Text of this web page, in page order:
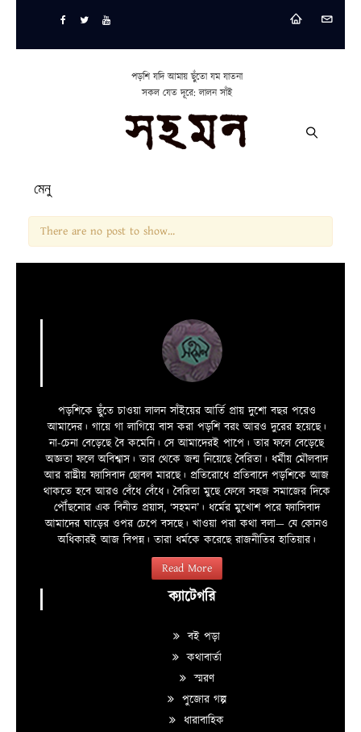
পড়শি যদি আমায় ছুঁতো যম যাতনা
সকল যেত দূরে: লালন সাঁই
মেনু
There are no post to show...
পড়শিকে ছুঁতে চাওয়া লালন সাঁইয়ের আর্তি প্রায় দুশো বছর পরেও
আমাদের। গায়ে গা লাগিয়ে বাস করা পড়শি বরং আরও দুরের হয়েছে।
না-চেনা বেড়েছে বৈ কমেনি। সে আমাদেরই পাপে। তার ফলে বেড়েছে
অজ্ঞতা ফলে অবিশ্বাস। তার থেকে জন্ম নিয়েছে বৈরিতা। ধর্মীয় মৌলবাদ
আর রাষ্ট্রীয় ফ্যাসিবাদ ছোবল মারছে। প্রতিরোধে প্রতিবাদে পড়শিকে আজ
থাকতে হবে আরও বেঁধে বেঁধে। বৈরিতা মুছে ফেলে সহজ সমাজের দিকে
পৌঁছনোর এক বিনীত প্রয়াস, ‘সহমন’। ধর্মের মুখোশ পরে ফ্যাসিবাদ
আমাদের ঘাড়ের ওপর চেপে বসছে। খাওয়া পরা কথা বলা—­­ যে কোনও
অধিকারই আজ বিপন্ন। তারা ধর্মকে করেছে রাজনীতির হাতিয়ার।
Read More
ক্যাটেগরি
বই পড়া
কথাবার্তা
স্মরণ
পুজোর গল্প
ধারাবাহিক